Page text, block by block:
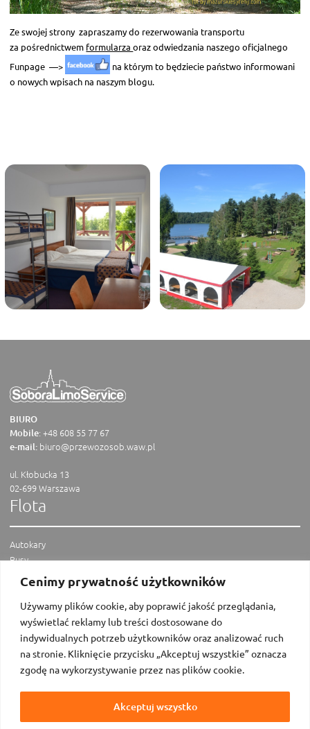
Cenimy prywatność użytkowników
Używamy plików cookie, aby poprawić jakość przeglądania,
wyświetlać reklamy lub treści dostosowane do
indywidualnych potrzeb użytkowników oraz analizować ruch
na stronie. Kliknięcie przycisku „Akceptuj wszystkie” oznacza
zgodę na wykorzystywanie przez nas plików cookie.
Akceptuj wszystko
Ze swojej strony zapraszamy do rezerwowania transportu
za pośrednictwem formularzaoraz odwiedzania naszego oficjalnego
Funpage —>
na którym to będziecie państwo informowani
o nowych wpisach na naszym blogu.
BIURO
Mobile:+48 608 55 77 67
e-mail: biuro@przewozosob.waw.pl
ul. Kłobucka 13
02-699 Warszawa
Flota
Autokary
Busy
Vany
Limuzyny
Menu
Flota
Wycena
Blog
Kontakt